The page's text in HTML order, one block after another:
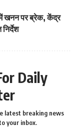
खनन पर ब्रेक, केंद्र
Daily
latest breaking news
your inbox.